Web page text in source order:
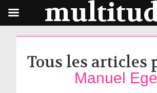
Tous les articles
Manuel